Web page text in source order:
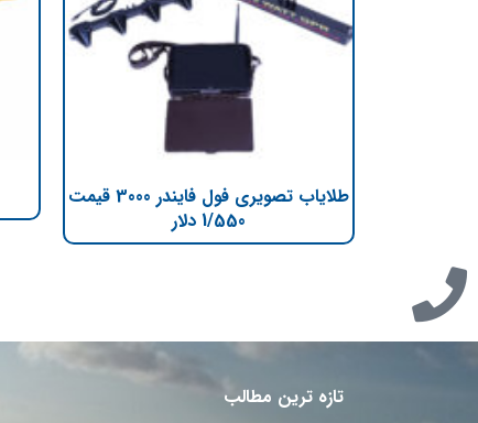
طلایاب تصویری فول فایندر 3000 قیمت
1/550 دلار
تازه ترین مطالب